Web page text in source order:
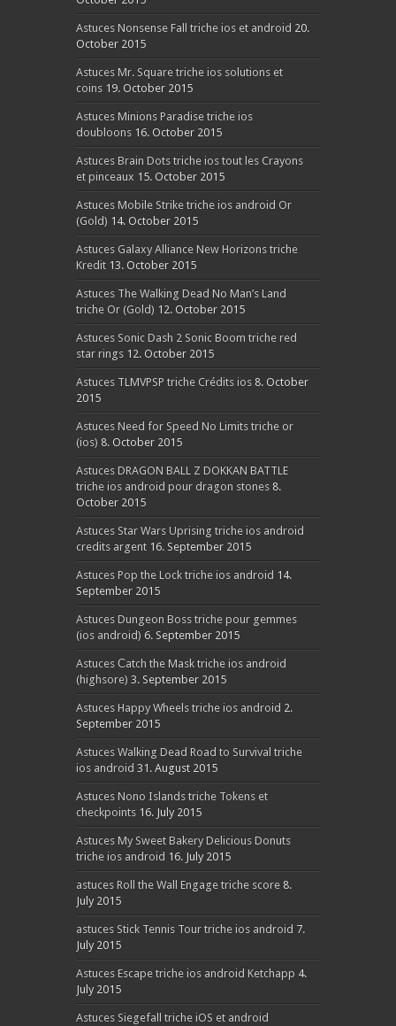
Astuces Nonsense Fall triche ios et android 20.
October 2015
Astuces Mr. Square triche ios solutions et
coins 19. October 2015
Astuces Minions Paradise triche ios
doubloons 16. October 2015
Astuces Brain Dots triche ios tout les Crayons
et pinceaux 15. October 2015
Astuces Mobile Strike triche ios android Or
(Gold) 14. October 2015
Astuces Galaxy Alliance New Horizons triche
Kredit 13. October 2015
Astuces The Walking Dead No Man’s Land
triche Or (Gold) 12. October 2015
Astuces Sonic Dash 2 Sonic Boom triche red
star rings 12. October 2015
Astuces TLMVPSP triche Crédits ios 8. October
2015
Astuces Need for Speed No Limits triche or
(ios) 8. October 2015
Astuces DRAGON BALL Z DOKKAN BATTLE
triche ios android pour dragon stones 8.
October 2015
Astuces Star Wars Uprising triche ios android
credits argent 16. September 2015
Astuces Pop the Lock triche ios android 14.
September 2015
Astuces Dungeon Boss triche pour gemmes
(ios android) 6. September 2015
Astuces Сatch the Mask triche ios android
(highsore) 3. September 2015
Astuces Happy Wheels triche ios android 2.
September 2015
Astuces Walking Dead Road to Survival triche
ios android 31. August 2015
Astuces Nono Islands triche Tokens et
checkpoints 16. July 2015
Astuces My Sweet Bakery Delicious Donuts
triche ios android 16. July 2015
astuces Roll the Wall Engage triche score 8.
July 2015
astuces Stick Tennis Tour triche ios android 7.
July 2015
Astuces Escape triche ios android Ketchapp 4.
July 2015
Astuces Siegefall triche iOS et android